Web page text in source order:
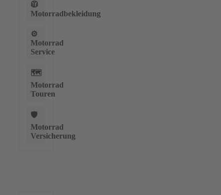
🧥
Motorradbekleidung
⚙️
Motorrad
Service
🗺️
Motorrad
Touren
🛡️
Motorrad
Versicherung